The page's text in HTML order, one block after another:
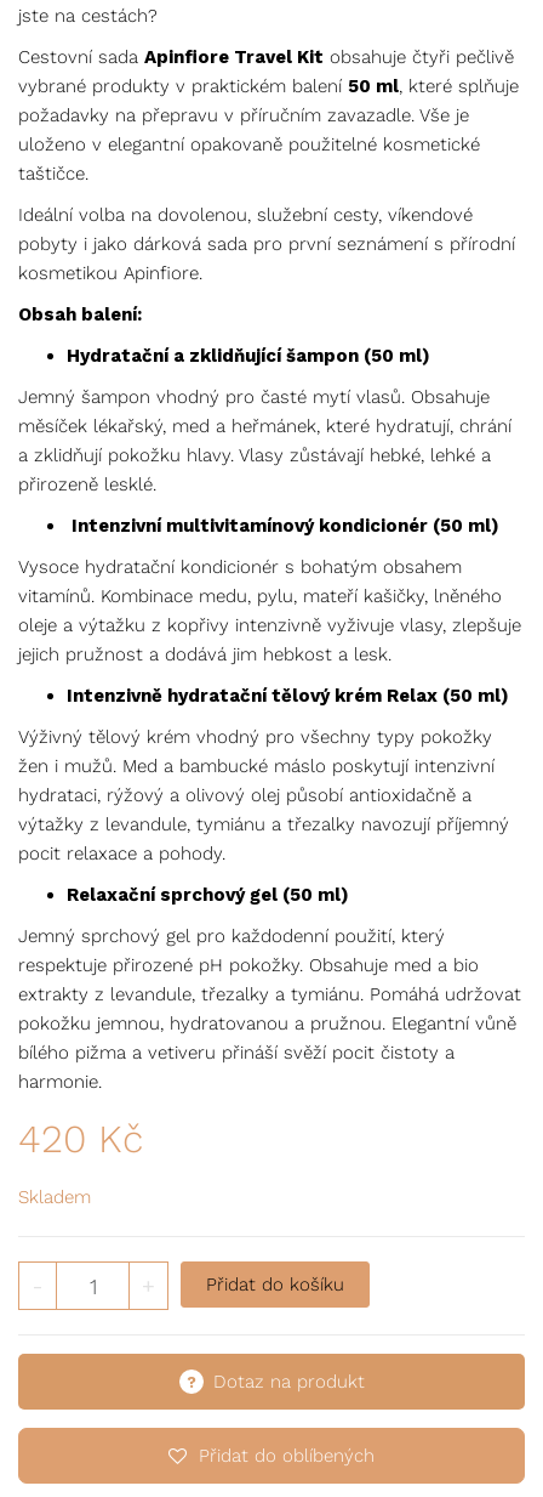
jste na cestách?
Cestovní sada Apinfiore Travel Kit obsahuje čtyři pečlivě
vybrané produkty v praktickém balení 50 ml, které splňuje
požadavky na přepravu v příručním zavazadle. Vše je
uloženo v elegantní opakovaně použitelné kosmetické
taštičce.
Ideální volba na dovolenou, služební cesty, víkendové
pobyty i jako dárková sada pro první seznámení s přírodní
kosmetikou Apinfiore.
Obsah balení:
Hydratační a zklidňující šampon (50 ml)
Jemný šampon vhodný pro časté mytí vlasů. Obsahuje
měsíček lékařský, med a heřmánek, které hydratují, chrání
a zklidňují pokožku hlavy. Vlasy zůstávají hebké, lehké a
přirozeně lesklé.
Intenzivní multivitamínový kondicionér (50 ml)
Vysoce hydratační kondicionér s bohatým obsahem
vitamínů. Kombinace medu, pylu, mateří kašičky, lněného
oleje a výtažku z kopřivy intenzivně vyživuje vlasy, zlepšuje
jejich pružnost a dodává jim hebkost a lesk.
Intenzivně hydratační tělový krém Relax (50 ml)
Výživný tělový krém vhodný pro všechny typy pokožky
žen i mužů. Med a bambucké máslo poskytují intenzivní
hydrataci, rýžový a olivový olej působí antioxidačně a
výtažky z levandule, tymiánu a třezalky navozují příjemný
pocit relaxace a pohody.
Relaxační sprchový gel (50 ml)
Jemný sprchový gel pro každodenní použití, který
respektuje přirozené pH pokožky. Obsahuje med a bio
extrakty z levandule, třezalky a tymiánu. Pomáhá udržovat
pokožku jemnou, hydratovanou a pružnou. Elegantní vůně
bílého pižma a vetiveru přináší svěží pocit čistoty a
harmonie.
420 Kč
Skladem
- Cestovní sada Apinfiore - 4 nezbytné produkty v
+ Přidat do košíku
Dotaz na produkt
Přidat do oblíbených